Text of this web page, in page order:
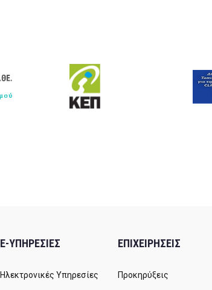
E-ΥΠΗΡΕΣΙΕΣ
Ηλεκτρονικές Υπηρεσίες
ΕΠΙΧΕΙΡΗΣΕΙΣ
Προκηρύξεις